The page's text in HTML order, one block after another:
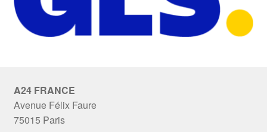
A24 FRANCE
Avenue Félix Faure
75015 Paris